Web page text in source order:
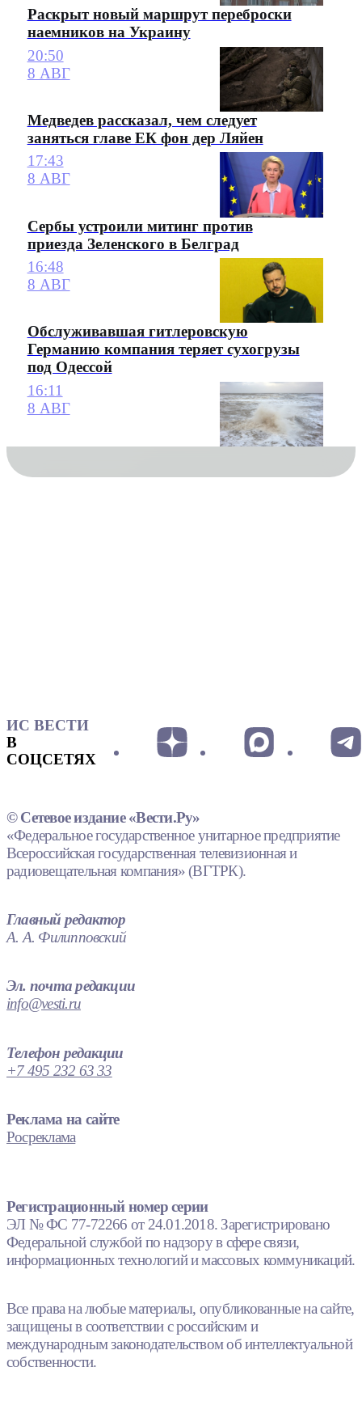
Раскрыт новый маршрут переброски
наемников на Украину
20:50
8 АВГ
Медведев рассказал, чем следует
заняться главе ЕК фон дер Ляйен
17:43
8 АВГ
Сербы устроили митинг против
приезда Зеленского в Белград
16:48
8 АВГ
Обслуживавшая гитлеровскую
Германию компания теряет сухогрузы
под Одессой
16:11
8 АВГ
ИС ВЕСТИ
В
СОЦСЕТЯХ
© Сетевое издание «Вести.Ру»
«Федеральное государственное унитарное предприятие
Всероссийская государственная телевизионная и
радиовещательная компания» (ВГТРК).
Главный редактор
А. А. Филипповский
Эл. почта редакции
info@vesti.ru
Телефон редакции
+7 495 232 63 33
Реклама на сайте
Росреклама
Регистрационный номер серии
ЭЛ № ФС 77-72266 от 24.01.2018. Зарегистрировано
Федеральной службой по надзору в сфере связи,
информационных технологий и массовых коммуникаций.
Все права на любые материалы, опубликованные на сайте,
защищены в соответствии с российским и
международным законодательством об интеллектуальной
собственности.